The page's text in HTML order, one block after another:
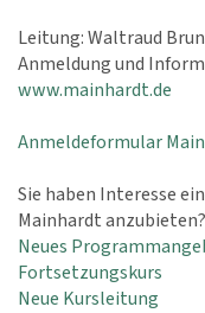
Leitung: Waltraud
Anmeldung und
www.mainhardt.de
Anmeldeformular
Sie haben Interesse
Mainhardt anzubieten?
Neues
Fortsetzungskurs
Neue Kursleitung